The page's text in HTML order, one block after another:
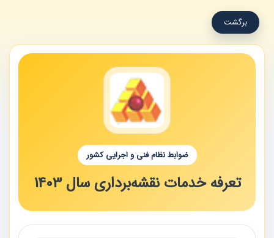
برگشت
ضوابط نظام فنی و اجرایی کشور
تعرفه خدمات نقشه‌برداری سال 1403